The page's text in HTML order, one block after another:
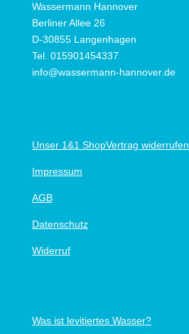
Wassermann Hannover
Berliner Allee 26
D-30855 Langenhagen
Tel. 015901454337
info@wassermann-hannover.de
Unser 1&1 Shop
Impressum
AGB
Datenschutz
Widerruf
Vertrag widerrufen
Was ist levitiertes Wasser?